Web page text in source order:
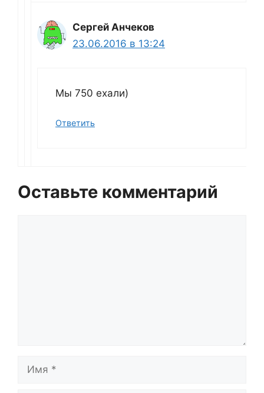
Сергей Анчеков
23.06.2016 в 13:24
Мы 750 ехали)
Ответить
Оставьте комментарий